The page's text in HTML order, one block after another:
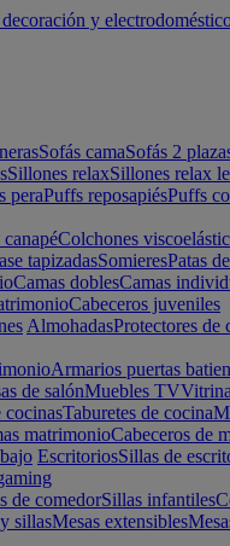
Sofás camaSofás 2
Sillones relaxSillones relax
peraPuffs reposapiésPuffs
Colchones
tapizadasSomieresPatas
Camas doblesCamas
Cabeceros juveniles
AlmohadasProtectores de
Armarios puertas
de salónMuebles TV
cocinasTaburetes de cocina
matrimonioCabeceros de
EscritoriosSillas de
de comedorSillas infantiles
sillasMesas extensibles